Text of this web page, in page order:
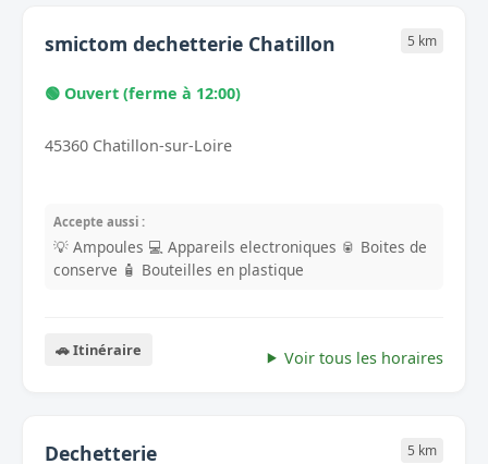
smictom dechetterie Chatillon 5 km
🟢 Ouvert (ferme à 12:00)
45360 Chatillon-sur-Loire
Accepte aussi :
💡 Ampoules 💻 Appareils electroniques 🥫 Boites de
conserve 🧴 Bouteilles en plastique
🚗 Itinéraire Voir tous les horaires
Dechetterie 5 km